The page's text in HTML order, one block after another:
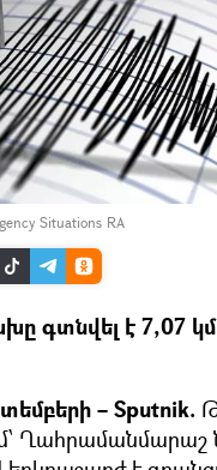
Situations RA
գտնվել է 7,07
– Sputnik.
Ղահրամանմարաշ